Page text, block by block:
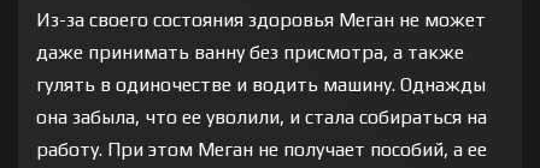
Из-за своего состояния здоровья Меган не может
даже принимать ванну без присмотра, а также
гулять в одиночестве и водить машину. Однажды
она забыла, что ее уволили, и стала собираться на
работу. При этом Меган не получает пособий, а ее